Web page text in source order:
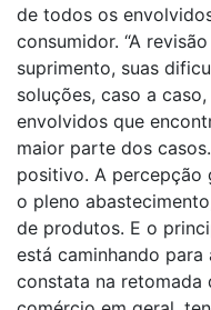
de todos os
consumidor. “A
suprimento, suas
soluções, caso a
envolvidos que
maior parte dos
positivo. A percepção
o pleno
de produtos. E o
está caminhando
constata na retomada